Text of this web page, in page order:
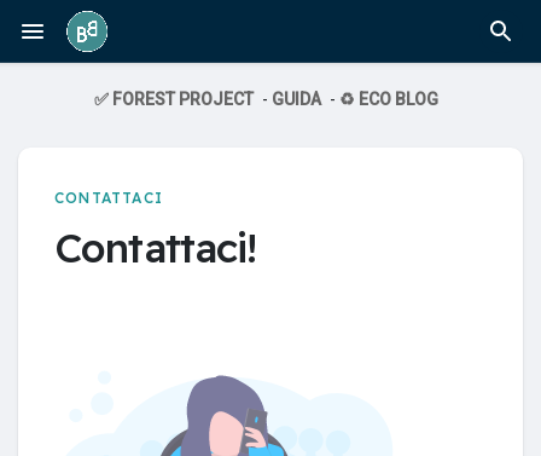
✅ FOREST PROJECT - GUIDA - ♻️ ECO BLOG
CONTATTACI
Contattaci!